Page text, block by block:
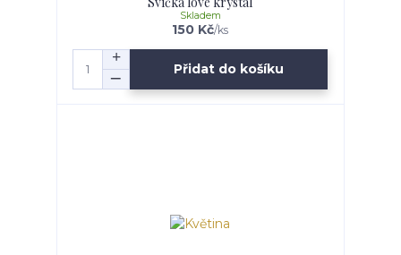
150 Kč/ks
Skladem
Přidat do košíku